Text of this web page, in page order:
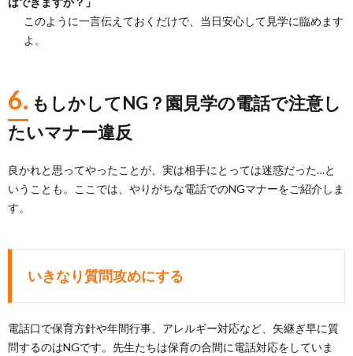
このように一言伝えておくだけで、当日安心して見学に臨めます
よ。
6. もしかしてNG？園見学の電話で注意し
たいマナー違反
良かれと思ってやったことが、実は相手にとっては迷惑だった…と
いうことも。ここでは、やりがちな電話でのNGマナーをご紹介しま
す。
いきなり質問攻めにする
電話口で保育方針や年間行事、アレルギー対応など、矢継ぎ早に質
問するのはNGです。先生たちは保育の合間に電話対応をしていま